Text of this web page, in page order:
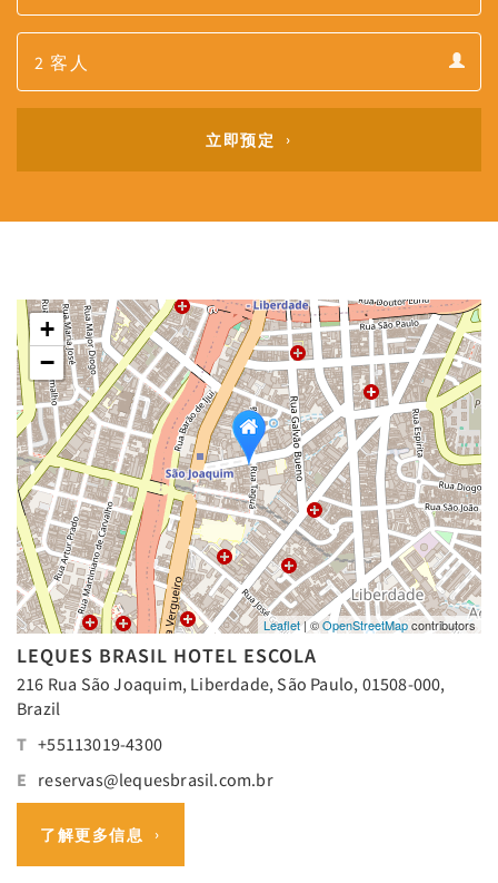
立即预定
+
−
Leaflet| ©OpenStreetMapcontributors
LEQUES BRASIL HOTEL ESCOLA
216 Rua São Joaquim, Liberdade, São Paulo, 01508-000,
Brazil
T +55113019-4300
E reservas@lequesbrasil.com.br
了解更多信息